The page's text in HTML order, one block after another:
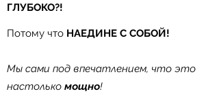
ГЛУБОКО?!
Потому что НАЕДИНЕ С СОБОЙ!
Мы сами под впечатлением, что это
настолько мощно!